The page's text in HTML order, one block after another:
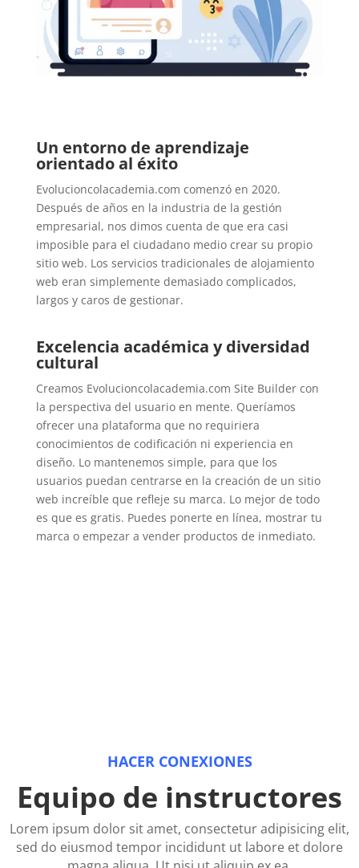
Un entorno de aprendizaje
orientado al éxito
Evolucioncolacademia.com comenzó en 2020.
Después de años en la industria de la gestión
empresarial, nos dimos cuenta de que era casi
imposible para el ciudadano medio crear su propio
sitio web. Los servicios tradicionales de alojamiento
web eran simplemente demasiado complicados,
largos y caros de gestionar.
Excelencia académica y diversidad
cultural
Creamos Evolucioncolacademia.com Site Builder con
la perspectiva del usuario en mente. Queríamos
ofrecer una plataforma que no requiriera
conocimientos de codificación ni experiencia en
diseño. Lo mantenemos simple, para que los
usuarios puedan centrarse en la creación de un sitio
web increíble que refleje su marca. Lo mejor de todo
es que es gratis. Puedes ponerte en línea, mostrar tu
marca o empezar a vender productos de inmediato.
HACER CONEXIONES
Equipo de instructores
Lorem ipsum dolor sit amet, consectetur adipisicing elit,
sed do eiusmod tempor incididunt ut labore et dolore